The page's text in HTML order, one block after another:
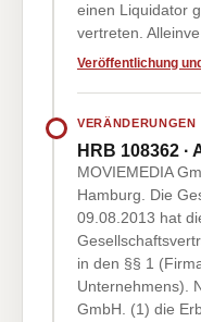
einen Liquidator
vertreten.
Veröffentlichung
VERÄNDERUNGEN
HRB 108362
MOVIEMEDIA
Hamburg. Die
09.08.2013 hat
in den §§ 1
Unternehmens).
GmbH. (1) die